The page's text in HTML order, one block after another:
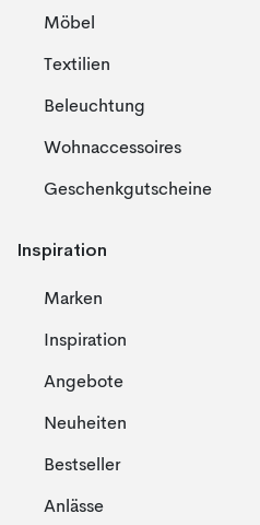
Möbel
Textilien
Beleuchtung
Wohnaccessoires
Geschenkgutscheine
Inspiration
Marken
Inspiration
Angebote
Neuheiten
Bestseller
Anlässe